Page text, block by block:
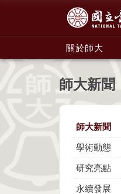
關於師大
師大新聞
師大新聞
學術動態
研究亮點
永續發展